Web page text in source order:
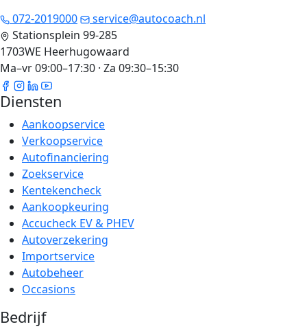
072-2019000
service@autocoach.nl
Stationsplein 99-285
1703WE Heerhugowaard
Ma–vr 09:00–17:30 · Za 09:30–15:30
Diensten
Aankoopservice
Verkoopservice
Autofinanciering
Zoekservice
Kentekencheck
Aankoopkeuring
Accucheck EV & PHEV
Autoverzekering
Importservice
Autobeheer
Occasions
Bedrijf